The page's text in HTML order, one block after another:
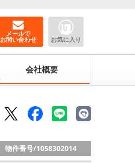
メールで
お問い合わせ お気に入り
会社概要
物件番号/1058302014